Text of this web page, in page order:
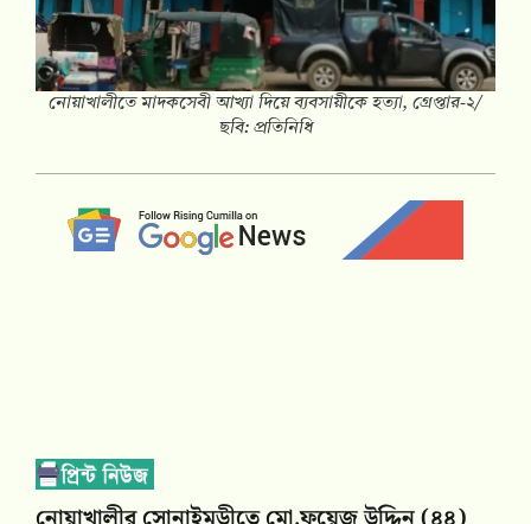
নোয়াখালীতে মাদকসেবী আখ্যা দিয়ে ব্যবসায়ীকে হত্যা, গ্রেপ্তার-২/
ছবি: প্রতিনিধি